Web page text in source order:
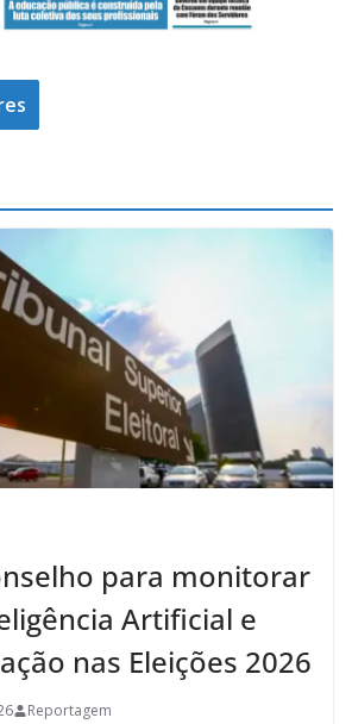
para monitorar
Artificial e
nas Eleições 2026
Reportagem